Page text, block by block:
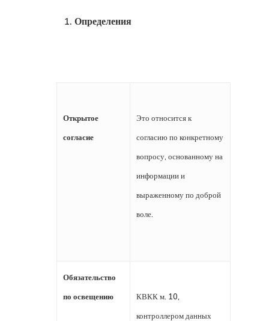
Определения
Открытое
согласие
Это относится к
согласию по конкретному
вопросу, основанному на
информации и
выраженному по доброй
воле.
Обязательство
по освещению
КВКК м. 10,
контроллером данных